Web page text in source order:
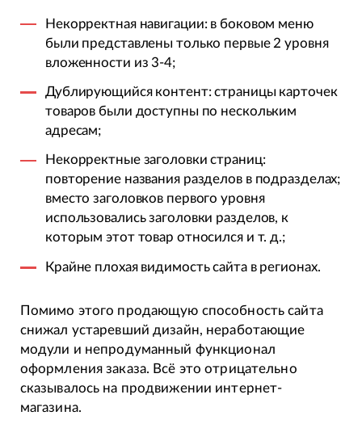
Некорректная навигации: в боковом меню
были представлены только первые 2 уровня
вложенности из 3-4;
Дублирующийся контент: страницы карточек
товаров были доступны по нескольким
адресам;
Некорректные заголовки страниц:
повторение названия разделов в подразделах;
вместо заголовков первого уровня
использовались заголовки разделов, к
которым этот товар относился и т. д.;
Крайне плохая видимость сайта в регионах.
Помимо этого продающую способность сайта
снижал устаревший дизайн, неработающие
модули и непродуманный функционал
оформления заказа. Всё это отрицательно
сказывалось на продвижении интернет-
магазина.